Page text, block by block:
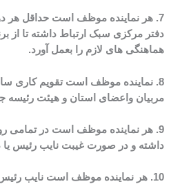
7. هر نماینده موظف است حداقل هر
دفتر مرکزی سبک ارتباط داشته تا از
هماهنگی های لازم را بعمل آورد.
8. نماینده موظف است تقویم کاری
مربیان واعضای استان و هیئت رئیسه
9. هر نماینده موظف است در تمامی
داشته و در صورت غیبت نایب رئیس یا
10. هر نماینده موظف است نایب